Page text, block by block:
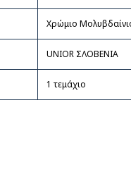
Χρώμιο
UNIOR ΣΛΟΒΕΝΙΑ
1 τεμάχιο